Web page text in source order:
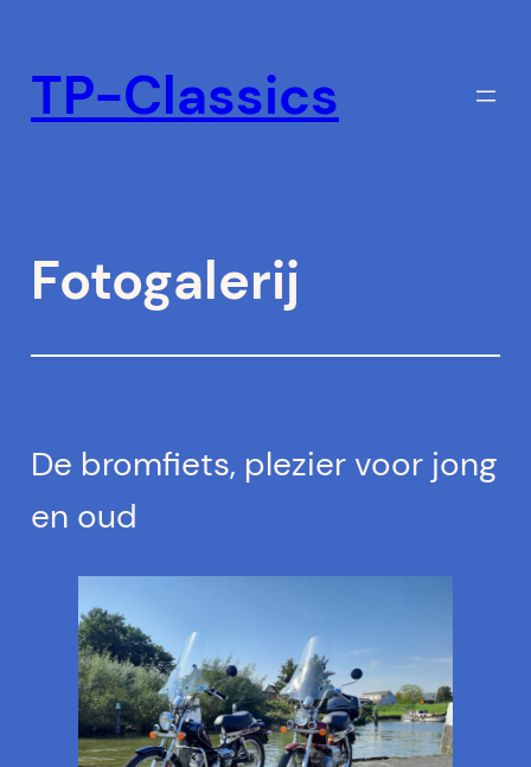
de
inhoud
TP-Classics
Fotogalerij
De bromfiets, plezier voor jong
en oud